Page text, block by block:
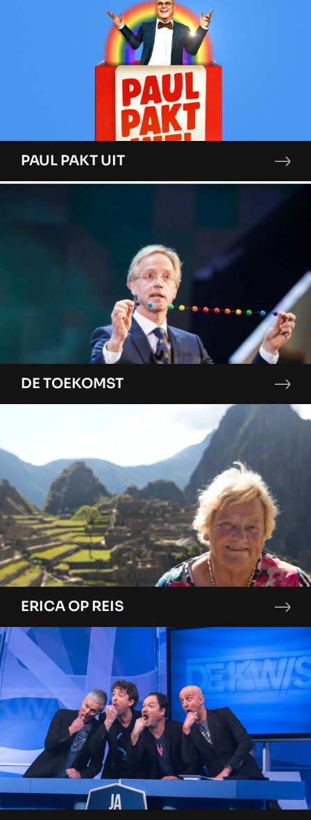
PAUL PAKT UIT
DE TOEKOMST
ERICA OP REIS